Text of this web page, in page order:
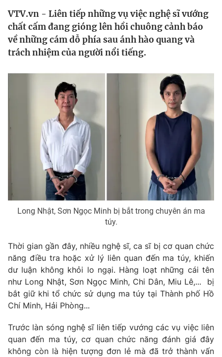
Y tế
Thế giới
Tin tức
Thế giới đó đây
Câu chuyện quốc tế
Thị trường
Góc doanh nghiệp
Dữ liệu và đời sống
Truyền hình
Phim VTV
Hậu trường
Nhân vật
Khán giả
Điện ảnh
Âm nhạc
Đời sống
Du lịch
Chất lượng cuộc sống
Tuyển sinh
Học trực tuyến
Công nghệ
Hitech Công nghệ tương lai
Sản phẩm
Thị trường
Tư vấn
Giao lưu trực tuyến
Lịch phát sóng
Chuyên mục khác
Giáo dục
VTV.vn - Liên tiếp những vụ việc nghệ sĩ vướng
chất cấm đang gióng lên hồi chuông cảnh báo
về những cám dỗ phía sau ánh hào quang và
trách nhiệm của người nổi tiếng.
Long Nhật, Sơn Ngọc Minh bị bắt trong chuyên án ma
túy.
Thời gian gần đây, nhiều nghệ sĩ, ca sĩ bị cơ quan chức
năng điều tra hoặc xử lý liên quan đến ma túy, khiến
dư luận không khỏi lo ngại. Hàng loạt những cái tên
như Long Nhật, Sơn Ngọc Minh, Chi Dân, Miu Lê,... bị
bắt giữ khi tổ chức sử dụng ma túy tại Thành phố Hồ
Chí Minh, Hải Phòng...
Trước làn sóng nghệ sĩ liên tiếp vướng các vụ việc liên
quan đến ma túy, cơ quan chức năng đánh giá đây
không còn là hiện tượng đơn lẻ mà đã trở thành vấn